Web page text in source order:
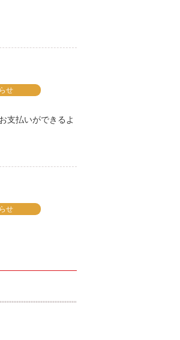
せ
支払いができるよ
せ